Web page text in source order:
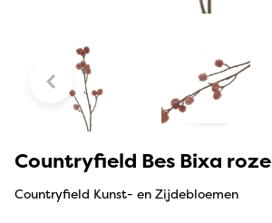
Countryfield Bes Bixa roze
Countryfield Kunst- en Zijdebloemen